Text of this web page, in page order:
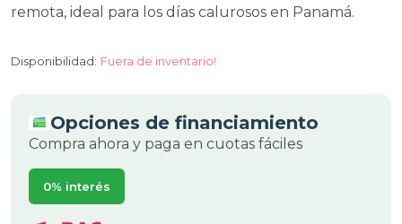
remota, ideal para los días calurosos en Panamá.
Disponibilidad: Fuera de inventario!
Opciones de financiamiento
Compra ahora y paga en cuotas fáciles
0% interés